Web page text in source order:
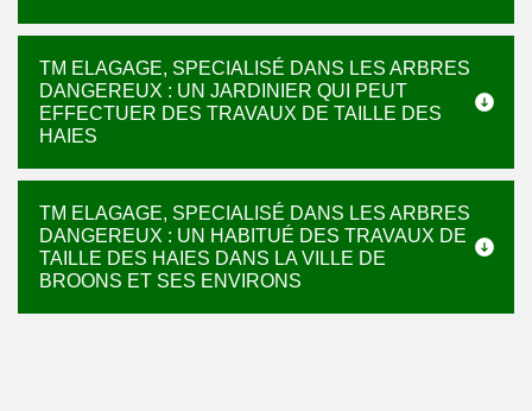
TM ELAGAGE, SPECIALISÉ DANS LES ARBRES
DANGEREUX : UN JARDINIER QUI PEUT
EFFECTUER DES TRAVAUX DE TAILLE DES
HAIES
TM ELAGAGE, SPECIALISÉ DANS LES ARBRES
DANGEREUX : UN HABITUÉ DES TRAVAUX DE
TAILLE DES HAIES DANS LA VILLE DE
BROONS ET SES ENVIRONS